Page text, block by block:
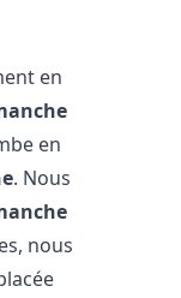
en
en
. Nous
nous